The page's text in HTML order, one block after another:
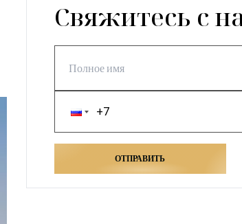
Свяжитесь с
ОТПРАВИТЬ